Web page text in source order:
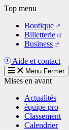
Aller
contenu
principal
Top menu
Boutique
Billetterie
Business
Aide et contact
Menu Fermer
Mises en avant
Actualités
équipe pro
Classement
Calendrier